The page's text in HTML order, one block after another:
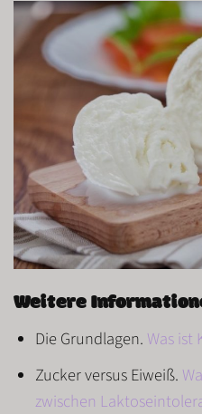
Weitere
Die Grundlagen. Was ist
Zucker versus Eiweiß.
zwischen